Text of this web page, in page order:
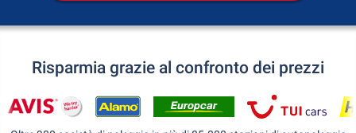
Risparmia grazie al confronto dei prezzi